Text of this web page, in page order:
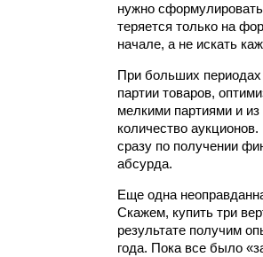
нужно
теряется только на
начале, а не искать
При больших
партии товаров,
мелкими партиями и
количество
сразу по получении
абсурда.
Еще одна
Скажем, купить три
результате получим
года. Пока все было